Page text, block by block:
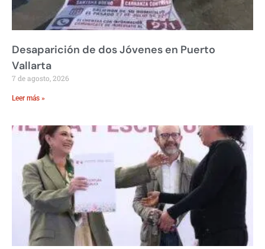
Desaparición de dos Jóvenes en Puerto
Vallarta
7 de agosto, 2026
Leer más »